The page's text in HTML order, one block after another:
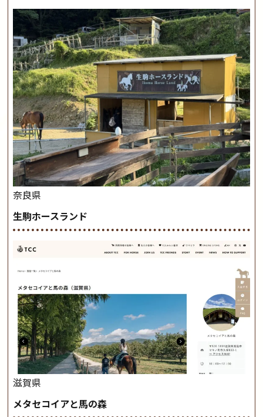
奈良県
生駒ホースランド
滋賀県
メタセコイアと馬の森